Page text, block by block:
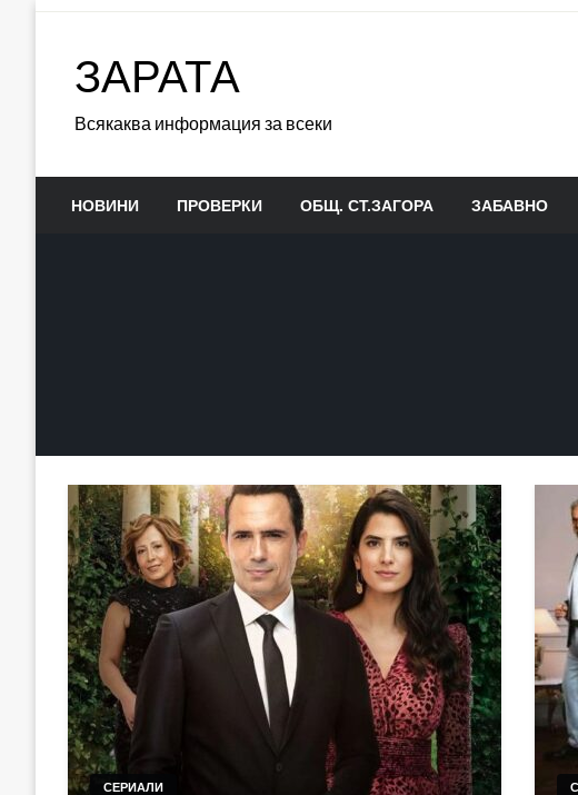
ЗАРАТА
Всякаква информация за всеки
НОВИНИ ПРОВЕРКИ ОБЩ. СТ.ЗАГОРА ЗАБАВНО
СЕРИАЛИ